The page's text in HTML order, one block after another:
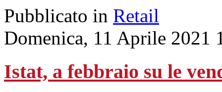
Pubblicato in Retail
Domenica, 11 Aprile 2021
Istat, a febbraio su le